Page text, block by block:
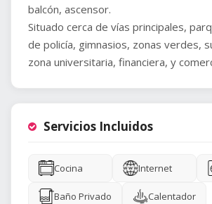
balcón, ascensor.
Situado cerca de vías principales,
de policía, gimnasios, zonas verdes,
Servicios Incluidos
Cocina Internet
Baño Privado Calentador